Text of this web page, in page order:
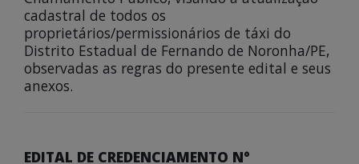
cadastral de todos os
proprietários/permissionários de táxi do
Distrito Estadual de Fernando de Noronha/PE,
observadas as regras do presente edital e seus
anexos.
EDITAL DE CREDENCIAMENTO N°